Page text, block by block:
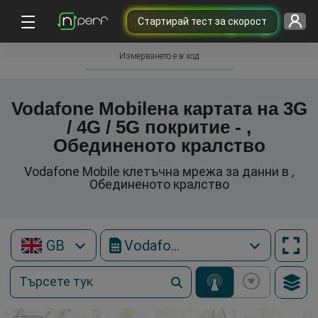
Cтартирай тест за скорост
Измерването е в ход
Vodafone Mobileна картата на 3G
/ 4G / 5G покритие - ,
Обединеното кралство
Vodafone Mobile клетъчна мрежа за данни в ,
Обединеното кралство
GB Vodafone Mobile